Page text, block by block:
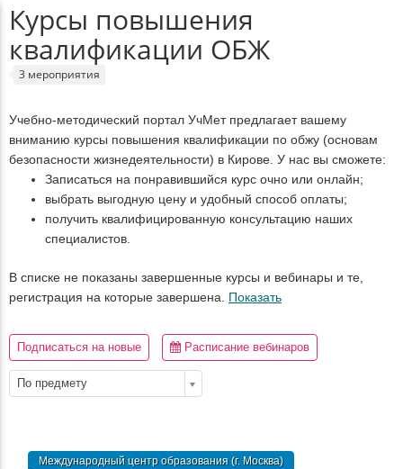
Курсы повышения
квалификации ОБЖ
3 мероприятия
Учебно-методический портал УчМет предлагает вашему
вниманию курсы повышения квалификации по обжу (основам
безопасности жизнедеятельности) в Кирове. У нас вы сможете:
Записаться на понравившийся курс очно или онлайн;
выбрать выгодную цену и удобный способ оплаты;
получить квалифицированную консультацию наших
специалистов.
В списке не показаны завершенные курсы и вебинары и те,
регистрация на которые завершена. Показать
Подписаться на новые Расписание вебинаров
По предмету
Международный центр образования (г. Москва)